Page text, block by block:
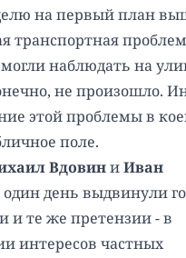
на первый план
транспортная
наблюдать на
не произошло.
этой проблемы в
поле.
ВдовиниИван
один день выдвинули
и те же претензии - в
интересов частных